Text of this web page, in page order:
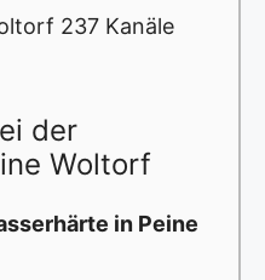
237 Kanäle
der
Woltorf
in Peine